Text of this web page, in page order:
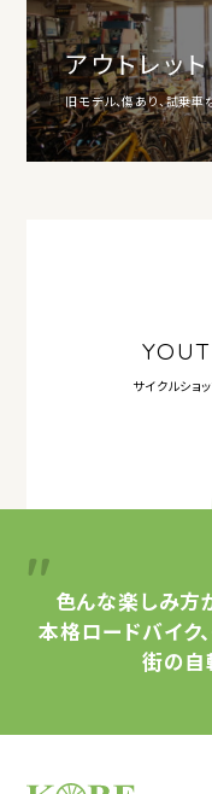
アウトレット
旧モデル、傷あり、試乗
サイクルショ
色んな楽しみ方
本格ロードバイク
街の自